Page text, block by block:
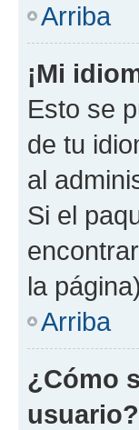
Arriba
¡Mi
Esto se
de tu
al
Si el
la
Arriba
¿Cómo
usuario?